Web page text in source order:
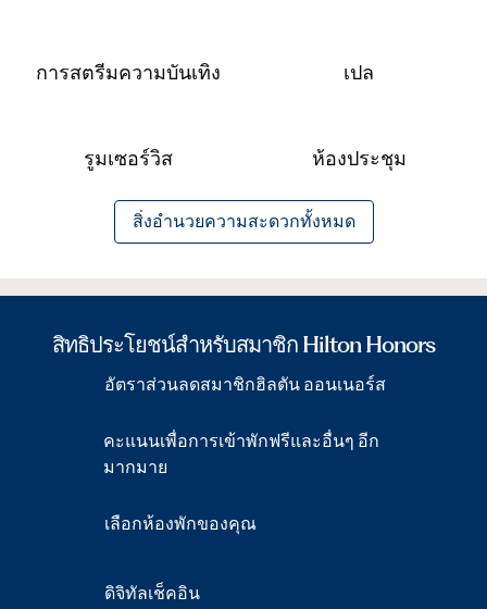
การสตรีมความบันเทิง เปล
รูมเซอร์วิส ห้องประชุม
สิ่งอํานวยความสะดวกทั้งหมด
สิทธิประโยชน์สำหรับสมาชิก Hilton Honors
อัตราส่วนลดสมาชิกฮิลตัน ออนเนอร์ส
คะแนนเพื่อการเข้าพักฟรีและอื่นๆ อีก
มากมาย
เลือกห้องพักของคุณ
ดิจิทัลเช็คอิน